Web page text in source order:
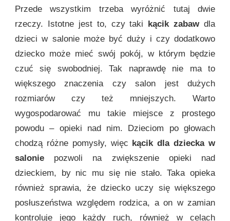
Przede wszystkim trzeba wyróżnić tutaj dwie
rzeczy. Istotne jest to, czy taki kącik zabawdla
dzieci w salonie może być duży i czy dodatkowo
dziecko może mieć swój pokój, w którym będzie
czuć się swobodniej. Tak naprawdę nie ma to
większego znaczenia czy salon jest dużych
rozmiarów czy też mniejszych. Warto
wygospodarować mu takie miejsce z prostego
powodu – opieki nad nim. Dzieciom po głowach
chodzą różne pomysły, więc kącik dla dziecka w
salonie pozwoli na zwiększenie opieki nad
dzieckiem, by nic mu się nie stało. Taka opieka
również sprawia, że dziecko uczy się większego
posłuszeństwa względem rodzica, a on w zamian
kontroluje jego każdy ruch, również w celach